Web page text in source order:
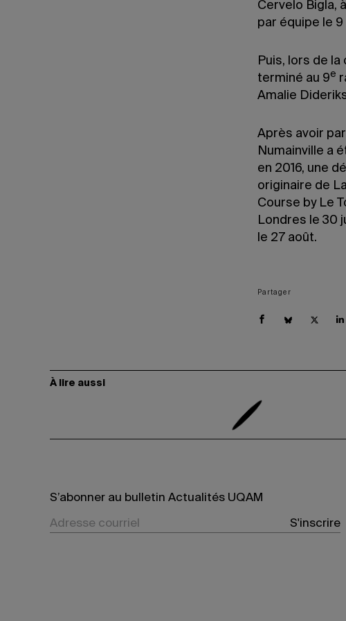
Cervelo Bigla,
par équipe le
Puis, lors de la
terminé au 9e
Amalie
Après avoir
Numainville a
en 2016, une
originaire de
Course by Le
Londres le 30
le 27 août.
Partager
À lire aussi
S’abonner au bulletin Actualités UQAM
S'inscrire